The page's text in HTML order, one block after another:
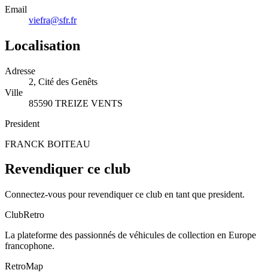
Email
viefra@sfr.fr
Localisation
Adresse
2, Cité des Genêts
Ville
85590 TREIZE VENTS
President
FRANCK BOITEAU
Revendiquer ce club
Connectez-vous pour revendiquer ce club en tant que president.
ClubRetro
La plateforme des passionnés de véhicules de collection en Europe
francophone.
RetroMap